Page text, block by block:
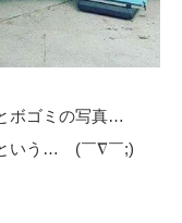
ボゴミの写真…
という… (￣∇￣;)